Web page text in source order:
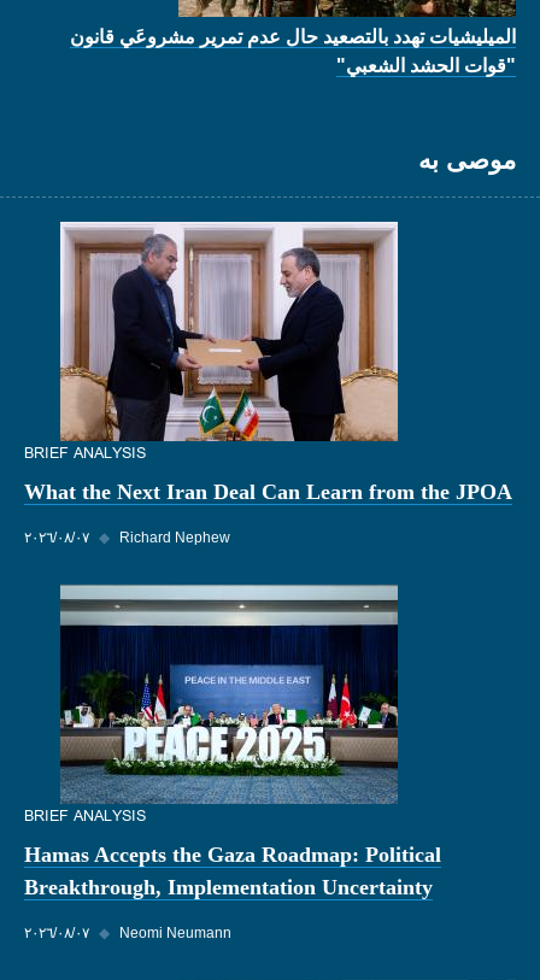
الميليشيات تهدد بالتصعيد حال عدم تمرير مشروعَي قانون
"قوات الحشد الشعبي"
موصى به
BRIEF ANALYSIS
What the Next Iran Deal Can Learn from the JPOA
٠٧‏/٠٨‏/٢٠٢٦ ◆ Richard Nephew
BRIEF ANALYSIS
Hamas Accepts the Gaza Roadmap: Political
Breakthrough, Implementation Uncertainty
٠٧‏/٠٨‏/٢٠٢٦ ◆ Neomi Neumann